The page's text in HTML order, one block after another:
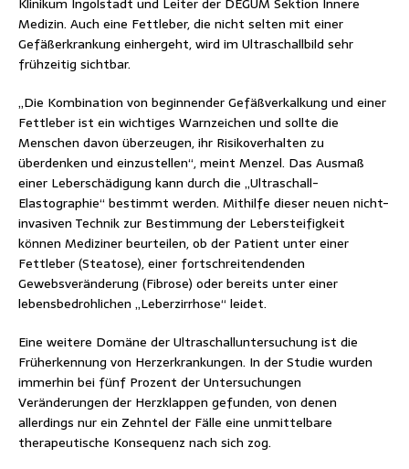
Medizin. Auch eine Fettleber, die nicht selten mit einer
Gefäßerkrankung einhergeht, wird im Ultraschallbild sehr
frühzeitig sichtbar.
„Die Kombination von beginnender Gefäßverkalkung und einer
Fettleber ist ein wichtiges Warnzeichen und sollte die
Menschen davon überzeugen, ihr Risikoverhalten zu
überdenken und einzustellen“, meint Menzel. Das Ausmaß
einer Leberschädigung kann durch die „Ultraschall-
Elastographie“ bestimmt werden. Mithilfe dieser neuen nicht-
invasiven Technik zur Bestimmung der Lebersteifigkeit
können Mediziner beurteilen, ob der Patient unter einer
Fettleber (Steatose), einer fortschreitendenden
Gewebsveränderung (Fibrose) oder bereits unter einer
lebensbedrohlichen „Leberzirrhose“ leidet.
Eine weitere Domäne der Ultraschalluntersuchung ist die
Früherkennung von Herzerkrankungen. In der Studie wurden
immerhin bei fünf Prozent der Untersuchungen
Veränderungen der Herzklappen gefunden, von denen
allerdings nur ein Zehntel der Fälle eine unmittelbare
therapeutische Konsequenz nach sich zog.